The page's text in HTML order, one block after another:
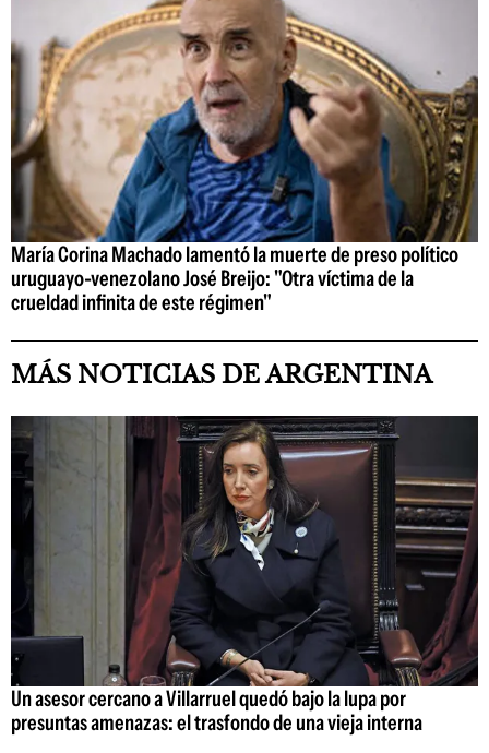
María Corina Machado lamentó la muerte de preso político
uruguayo-venezolano José Breijo: "Otra víctima de la
crueldad infinita de este régimen"
MÁS NOTICIAS DE ARGENTINA
Un asesor cercano a Villarruel quedó bajo la lupa por
presuntas amenazas: el trasfondo de una vieja interna